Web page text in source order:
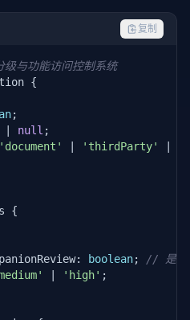
复制
与功能访问控制系统
{
;
null ;
'document' 'thirdParty'
{
boolean;
// 是否
'high' ;